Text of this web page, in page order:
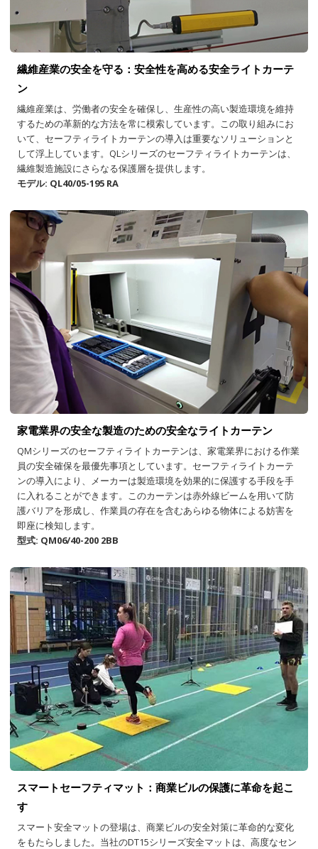
繊維産業の安全を守る：安全性を高める安全ライトカーテ
ン
繊維産業は、労働者の安全を確保し、生産性の高い製造環境を維持
するための革新的な方法を常に模索しています。この取り組みにお
いて、セーフティライトカーテンの導入は重要なソリューションと
して浮上しています。QLシリーズのセーフティライトカーテンは、
繊維製造施設にさらなる保護層を提供します。
モデル: QL40/05-195 RA
家電業界の安全な製造のための安全なライトカーテン
QMシリーズのセーフティライトカーテンは、家電業界における作業
員の安全確保を最優先事項としています。セーフティライトカーテ
ンの導入により、メーカーは製造環境を効果的に保護する手段を手
に入れることができます。このカーテンは赤外線ビームを用いて防
護バリアを形成し、作業員の存在を含むあらゆる物体による妨害を
即座に検知します。
型式: QM06/40-200 2BB
スマートセーフティマット：商業ビルの保護に革命を起こ
す
スマート安全マットの登場は、商業ビルの安全対策に革命的な変化
をもたらしました。当社のDT15シリーズ安全マットは、高度なセン